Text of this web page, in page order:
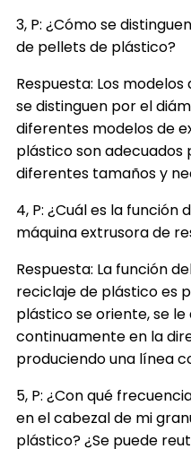
3, P: ¿Cómo se
de pellets de plástico?
Respuesta: Los
se distinguen por el
diferentes modelos de
plástico son
diferentes tamaños y
4, P: ¿Cuál es la
máquina extrusora de
Respuesta: La función
reciclaje de plástico es
plástico se oriente, se
continuamente en la
produciendo una línea
5, P: ¿Con qué
en el cabezal de mi
plástico? ¿Se puede